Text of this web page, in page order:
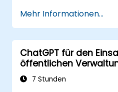
Mehr Informationen...
ChatGPT für den
öffentlichen
Analyse und
7 Stunden